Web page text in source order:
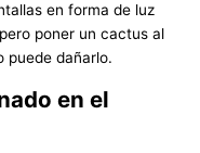
en forma de luz
poner un cactus al
puede dañarlo.
en el